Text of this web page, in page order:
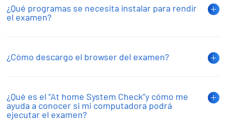
¿Qué programas se necesita instalar para rendir
el examen?
¿Cómo descargo el browser del examen?
¿Qué es el “At home System Check”y cómo me
ayuda a conocer si mi computadora podrá
ejecutar el examen?